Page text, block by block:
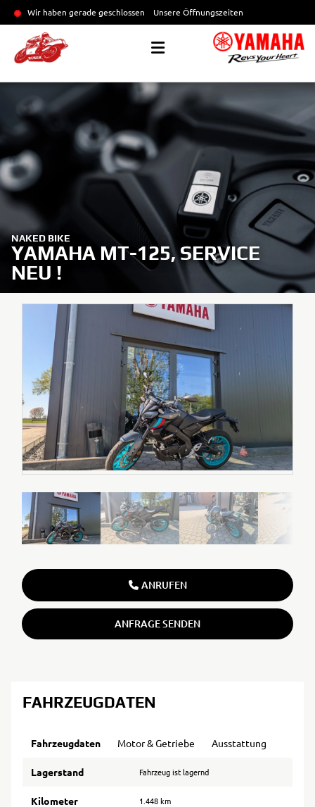
Wir haben gerade geschlossen Unsere Öffnungszeiten
NAKED BIKE
YAMAHA MT-125, SERVICE
NEU !
ANRUFEN
ANFRAGE SENDEN
FAHRZEUGDATEN
Fahrzeugdaten Motor & Getriebe Ausstattung
Lagerstand Fahrzeug ist lagernd
Kilometer 1.448 km